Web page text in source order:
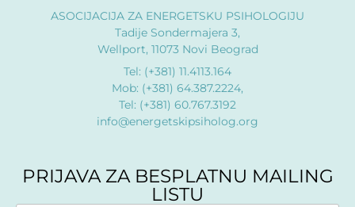
ASOCIJACIJA ZA ENERGETSKU PSIHOLOGIJU
Tadije Sondermajera 3,
Wellport, 11073 Novi Beograd
Tel: (+381) 11.4113.164
Mob: (+381) 64.387.2224,
Tel: (+381) 60.767.3192
info@energetskipsiholog.org
PRIJAVA ZA BESPLATNU MAILING
LISTU